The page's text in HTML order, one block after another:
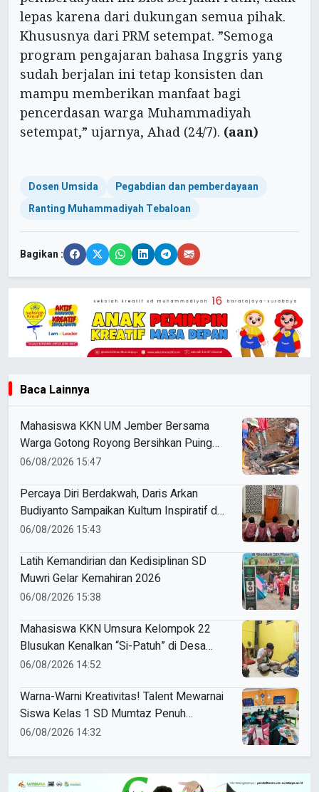
lepas karena dari dukungan semua pihak.
Khususnya dari PRM setempat. ”Semoga
program pengajaran bahasa Inggris yang
sudah berjalan ini tetap konsisten dan
mampu memberikan manfaat bagi
pencerdasan warga Muhammadiyah
setempat,” ujarnya, Ahad (24/7). (aan)
Dosen Umsida
Pegabdian dan pemberdayaan
Ranting Muhammadiyah Tebaloan
Bagikan :
Baca Lainnya
Mahasiswa KKN UM Jember Bersama
Warga Gotong Royong Bersihkan Puing
Rumah Korban Kebakaran di Desa
06/08/2026 15:47
Percaya Diri Berdakwah, Daris Arkan
Budiyanto Sampaikan Kultum Inspiratif di
Masjid Baiturrahman
06/08/2026 15:43
Latih Kemandirian dan Kedisiplinan SD
Muwri Gelar Kemahiran 2026
06/08/2026 15:38
Mahasiswa KKN Umsura Kelompok 22
Blusukan Kenalkan “Si-Patuh” di Desa
Banjarkejen
06/08/2026 14:52
Warna-Warni Kreativitas! Talent Mewarnai
Siswa Kelas 1 SD Mumtaz Penuh
Keceriaan
06/08/2026 14:32